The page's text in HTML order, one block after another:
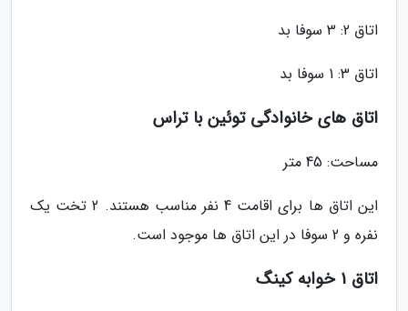
اتاق 2: 3 سوفا بد
اتاق 3: 1 سوفا بد
اتاق های خانوادگی توئین با تراس
مساحت: 45 متر
این اتاق ها برای اقامت 4 نفر مناسب هستند. 2 تخت یک
نفره و 2 سوفا در این اتاق ها موجود است.
اتاق 1 خوابه کینگ